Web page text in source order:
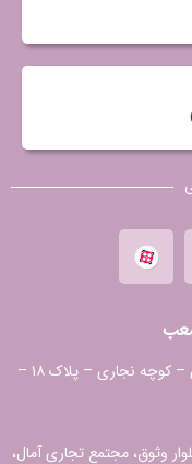
ستارخان – بین شادمهر و بهبودی – کوچه نجاری – پلاک ۱۸ –
وثوق، مجتمع تجاری آمال،